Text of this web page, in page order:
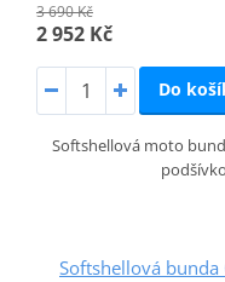
3 690 Kč
2 952 Kč
Do
Softshellová moto
Softshellová bunda